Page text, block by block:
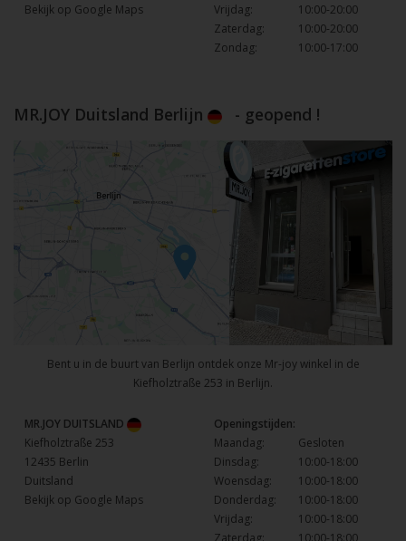
Bekijk op Google Maps
Vrijdag:
10:00-20:00
Zaterdag:
10:00-20:00
Zondag:
10:00-17:00
MR.JOY Duitsland Berlijn - geopend !
Bent u in de buurt van Berlijn ontdek onze Mr-joy winkel in de
Kiefholztraße 253 in Berlijn.
MR.JOY DUITSLAND
Kiefholztraße 253
12435 Berlin
Duitsland
Bekijk op Google Maps
Openingstijden:
Maandag:
Gesloten
Dinsdag:
10:00-18:00
Woensdag:
10:00-18:00
Donderdag:
10:00-18:00
Vrijdag:
10:00-18:00
Zaterdag:
10:00-18:00